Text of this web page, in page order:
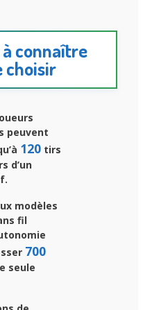
connaître
choisir
peuvent
120 tirs
d’un
modèles
fil
700
seule